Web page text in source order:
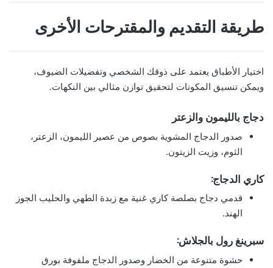
طريقة التقديم والمقترحات الأخرى
اختيار الأطباق يعتمد على ذوقك الشخصي وتفضيلات الضيوف،
ويمكن تنسيق المكونات لتحقيق توازن مثالي بين النكهات.
دجاج بالليمون والزعتر
صدور الدجاج المشوية بصوص من عصير الليمون، الزعتر،
الثوم، وزيت الزيتون.
كاري الدجاج:
قدمي دجاج بصلصة كاري غنية مع زبدة الطهي والحليب الجوز
الهند.
سبرينغ رول بالجلاش:
حشوة متنوعة من الخضار وصدور الدجاج ملفوفة بورق